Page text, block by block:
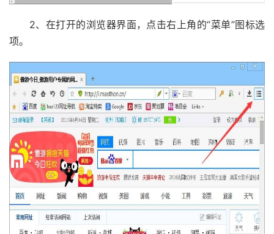
2、在打开的浏览器界面，点击右上角的“菜单”图标选
项。